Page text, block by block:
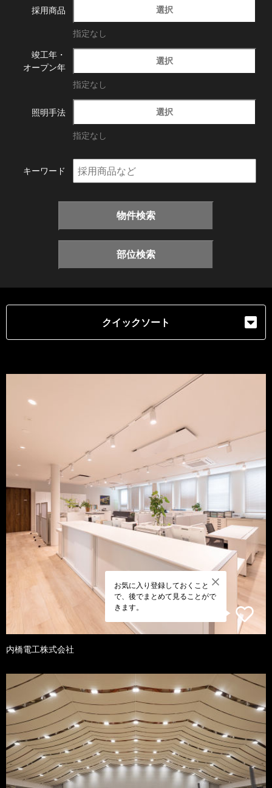
採用商品 選択
指定なし
竣工年・
オープン年
選択
指定なし
照明手法 選択
指定なし
キーワード
物件検索
部位検索
クイックソート
お気に入り登録しておくこと
で、後でまとめて見ることがで
きます。
内橋電工株式会社